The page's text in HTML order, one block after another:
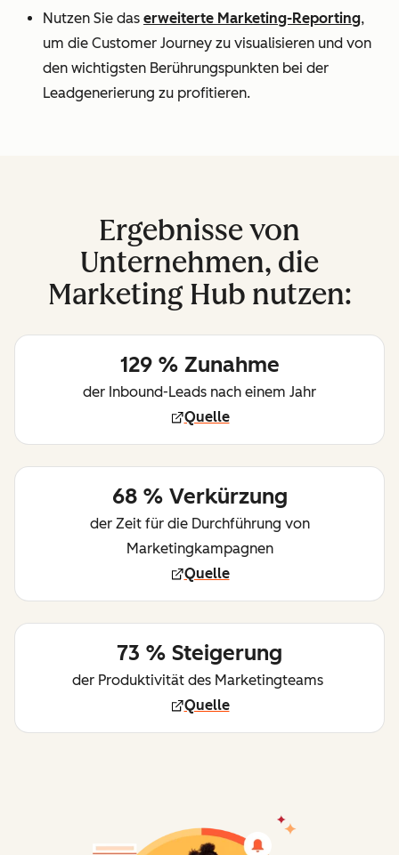
Nutzen Sie das erweiterte Marketing-Reporting,
um die Customer Journey zu visualisieren und von
den wichtigsten Berührungspunkten bei der
Leadgenerierung zu profitieren.
Ergebnisse von
Unternehmen, die
Marketing Hub nutzen:
129 % Zunahme
der Inbound-Leads nach einem Jahr
Quelle
68 % Verkürzung
der Zeit für die Durchführung von
Marketingkampagnen
Quelle
73 % Steigerung
der Produktivität des Marketingteams
Quelle